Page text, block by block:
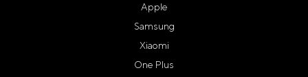
Apple
Samsung
Xiaomi
One Plus